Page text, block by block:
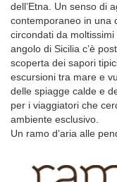
dell’Etna. Un senso di
contemporaneo in una
circondati da
angolo di Sicilia c’è
scoperta dei sapori
escursioni tra mare e
delle spiagge calde e
per i viaggiatori che
ambiente esclusivo.
Un ramo d’aria alle